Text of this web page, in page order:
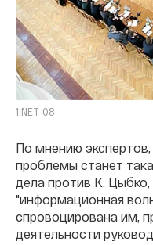
1INET_08
По мнению
проблемы станет
дела против К.
"информационная
спровоцирована им,
деятельности